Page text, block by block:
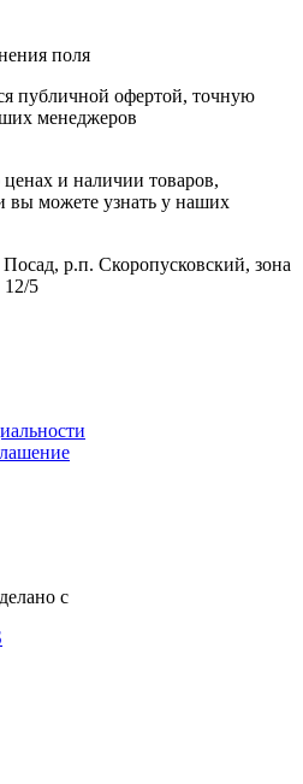
поля
публичной офертой, точную
менеджеров
и наличии товаров,
вы можете узнать у наших
, р.п. Скоропусковский, зона
12/5
с